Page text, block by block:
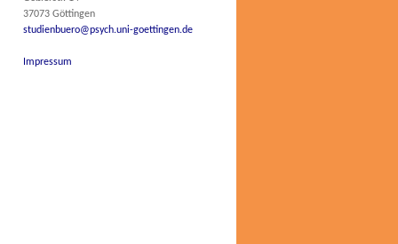
37073 Göttingen
studienbuero@psych.uni-goettingen.de
Impressum